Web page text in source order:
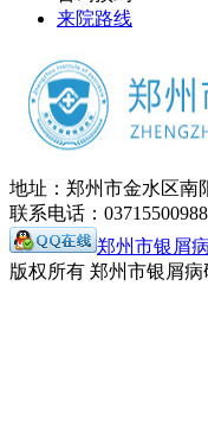
来院路线
地址：郑州市金水区南
联系电话：
郑州市银屑
版权所有 郑州市银屑病